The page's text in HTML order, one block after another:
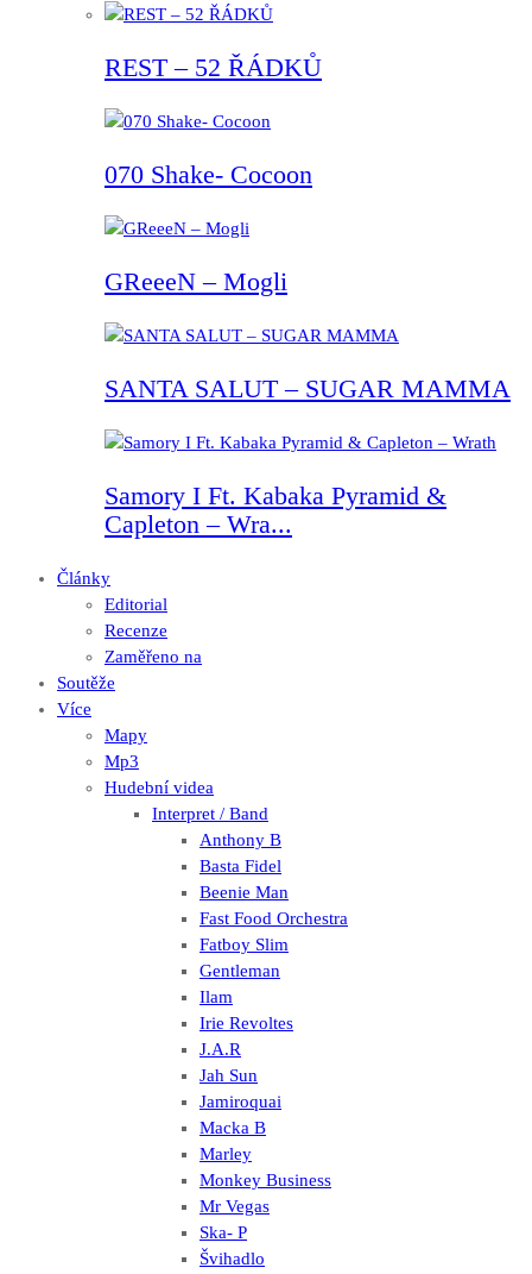
REST – 52 ŘÁDKŮ
070 Shake- Cocoon
GReeeN – Mogli
SANTA SALUT – SUGAR MAMMA
Samory I Ft. Kabaka Pyramid &
Capleton – Wra...
Články
Editorial
Recenze
Zaměřeno na
Soutěže
Více
Mapy
Mp3
Hudební videa
Interpret / Band
Anthony B
Basta Fidel
Beenie Man
Fast Food Orchestra
Fatboy Slim
Gentleman
Ilam
Irie Revoltes
J.A.R
Jah Sun
Jamiroquai
Macka B
Marley
Monkey Business
Mr Vegas
Ska- P
Švihadlo